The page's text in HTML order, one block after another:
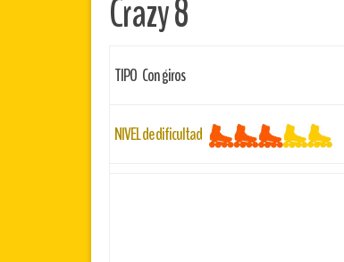
Crazy 8
TIPO Con giros
NIVEL de dificultad